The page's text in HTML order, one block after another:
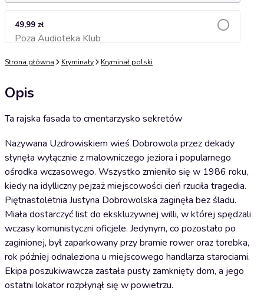
49,99 zł
Poza Audioteka KlubDodaj do koszyka
Strona główna Kryminały Kryminał polski
Opis
Ta rajska fasada to cmentarzysko sekretów
Nazywana Uzdrowiskiem wieś Dobrowola przez dekady
słynęła wyłącznie z malowniczego jeziora i popularnego
ośrodka wczasowego. Wszystko zmieniło się w 1986 roku,
kiedy na idylliczny pejzaż miejscowości cień rzuciła tragedia.
Piętnastoletnia Justyna Dobrowolska zaginęła bez śladu.
Miała dostarczyć list do ekskluzywnej willi, w której spędzali
wczasy komunistyczni oficjele. Jedynym, co pozostało po
zaginionej, był zaparkowany przy bramie rower oraz torebka,
rok później odnaleziona u miejscowego handlarza starociami.
Ekipa poszukiwawcza zastała pusty zamknięty dom, a jego
ostatni lokator rozpłynął się w powietrzu.